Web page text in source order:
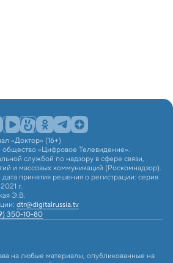
«Доктор» (16+)
«Цифровое Телевидение».
службой по надзору в сфере связи,
и массовых коммуникаций (Роскомнадзор).
принятия решения о регистрации: серия
г.
Э.В.
dtr@digitalrussia.tv
350-10-80
на любые материалы, опубликованные на